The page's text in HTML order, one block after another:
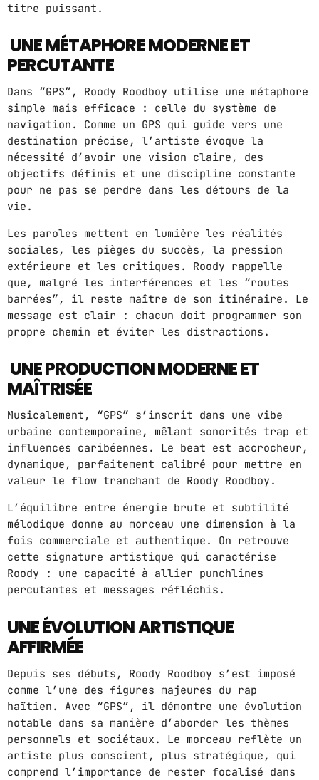
TOP 10
STUDIO
PROMOTE
CONTACTS
FR
UPCOMING SHOWS
12:00 PM - 3:00 PM
COMPAS / AFRO ON TOP
3:00 PM - 6:00 PM
MUSIC CHART
1 GWOG MWEN
KHASH
2 TELEPHONE
BAMBY & GENEZIO
3 GIMS - MONICA
GIMS - MONICA
titre puissant.
UNE MÉTAPHORE MODERNE ET
PERCUTANTE
Dans “GPS”, Roody Roodboy utilise une métaphore
simple mais efficace : celle du système de
navigation. Comme un GPS qui guide vers une
destination précise, l’artiste évoque la
nécessité d’avoir une vision claire, des
objectifs définis et une discipline constante
pour ne pas se perdre dans les détours de la
vie.
Les paroles mettent en lumière les réalités
sociales, les pièges du succès, la pression
extérieure et les critiques. Roody rappelle
que, malgré les interférences et les “routes
barrées”, il reste maître de son itinéraire. Le
message est clair : chacun doit programmer son
propre chemin et éviter les distractions.
UNE PRODUCTION MODERNE ET
MAÎTRISÉE
Musicalement, “GPS” s’inscrit dans une vibe
urbaine contemporaine, mêlant sonorités trap et
influences caribéennes. Le beat est accrocheur,
dynamique, parfaitement calibré pour mettre en
valeur le flow tranchant de Roody Roodboy.
L’équilibre entre énergie brute et subtilité
mélodique donne au morceau une dimension à la
fois commerciale et authentique. On retrouve
cette signature artistique qui caractérise
Roody : une capacité à allier punchlines
percutantes et messages réfléchis.
UNE ÉVOLUTION ARTISTIQUE
AFFIRMÉE
Depuis ses débuts, Roody Roodboy s’est imposé
comme l’une des figures majeures du rap
haïtien. Avec “GPS”, il démontre une évolution
notable dans sa manière d’aborder les thèmes
personnels et sociétaux. Le morceau reflète un
artiste plus conscient, plus stratégique, qui
comprend l’importance de rester focalisé dans